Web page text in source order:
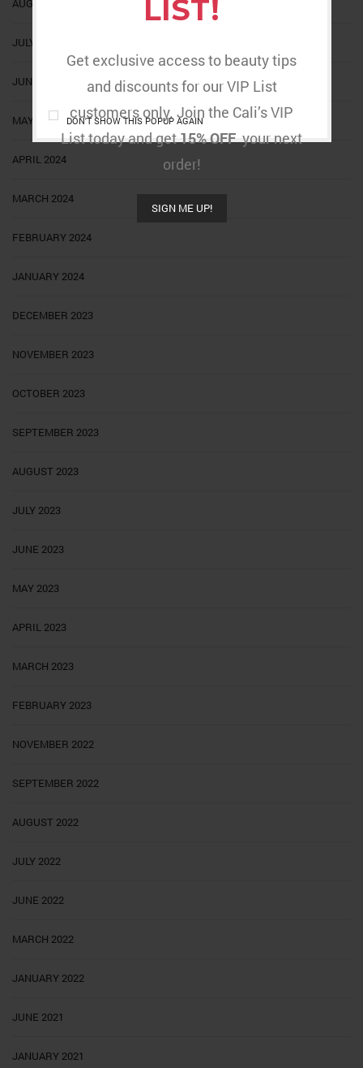
LIST!
Get exclusive access to beauty tips
and discounts for our VIP List
customers only. Join the Cali’s VIP
List today and get15% OFFyour next
order!
SIGN ME UP!
DON'T SHOW THIS POPUP AGAIN
AUGUST 2024
JULY 2024
JUNE 2024
MAY 2024
APRIL 2024
MARCH 2024
FEBRUARY 2024
JANUARY 2024
DECEMBER 2023
NOVEMBER 2023
OCTOBER 2023
SEPTEMBER 2023
AUGUST 2023
JULY 2023
JUNE 2023
MAY 2023
APRIL 2023
MARCH 2023
FEBRUARY 2023
NOVEMBER 2022
SEPTEMBER 2022
AUGUST 2022
JULY 2022
JUNE 2022
MARCH 2022
JANUARY 2022
JUNE 2021
JANUARY 2021